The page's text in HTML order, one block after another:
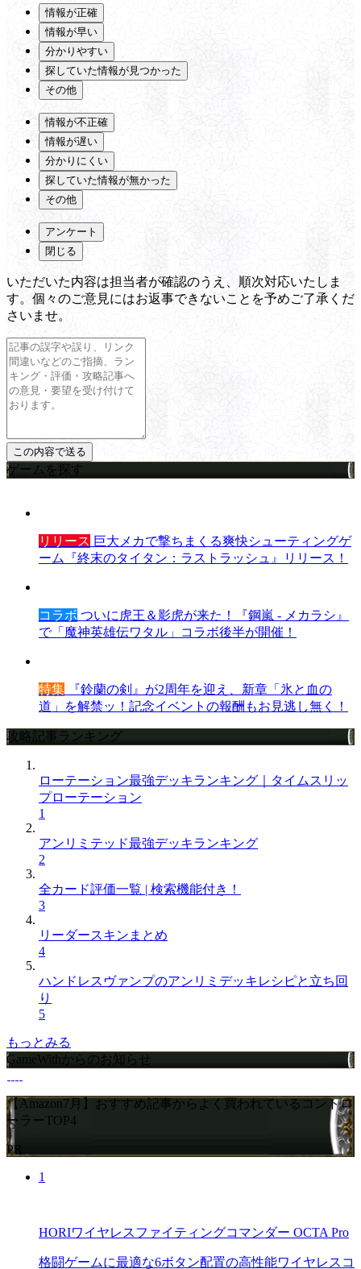
情報が正確
情報が早い
分かりやすい
探していた情報が見つかった
その他
情報が不正確
情報が遅い
分かりにくい
探していた情報が無かった
その他
アンケート
閉じる
いただいた内容は担当者が確認のうえ、順次対応いたしま
す。個々のご意見にはお返事できないことを予めご了承くだ
さいませ。
ゲームを探す
リリース 巨大メカで撃ちまくる爽快シューティングゲ
ーム『終末のタイタン：ラストラッシュ』リリース！
コラボ ついに虎王＆影虎が来た！『鋼嵐 - メカラシ』
で「魔神英雄伝ワタル」コラボ後半が開催！
特集 『鈴蘭の剣』が2周年を迎え、新章「氷と血の
道」を解禁ッ！記念イベントの報酬もお見逃し無く！
攻略記事ランキング
ローテーション最強デッキランキング｜タイムスリッ
プローテーション
1
アンリミテッド最強デッキランキング
2
全カード評価一覧 | 検索機能付き！
3
リーダースキンまとめ
4
ハンドレスヴァンプのアンリミデッキレシピと立ち回
り
5
もっとみる
GameWithからのお知らせ
【Amazon7月】おすすめ記事からよく買われているコントロ
ーラーTOP4
PR
1
HORIワイヤレスファイティングコマンダー OCTA Pro
格闘ゲームに最適な6ボタン配置の高性能ワイヤレスコ